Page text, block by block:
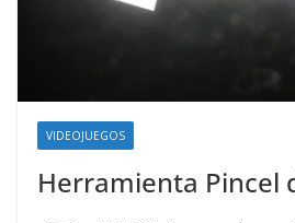
VIDEOJUEGOS
Herramienta Pincel